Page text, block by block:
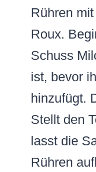
Rühren
Roux.
Schuss
ist, bevor
hinzufügt.
Stellt den
lasst die
Rühren